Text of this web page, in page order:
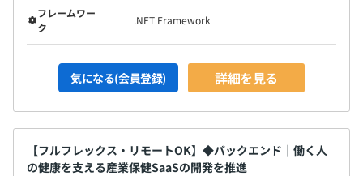
フレームワー
ク
.NET Framework
気になる(会員登録) 詳細を見る
【フルフレックス・リモートOK】◆バックエンド｜働く人
の健康を支える産業保健SaaSの開発を推進